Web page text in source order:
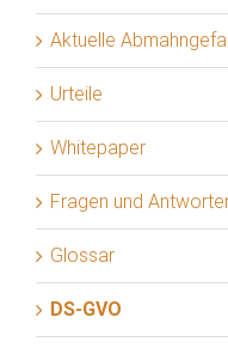
Aktuelle
Urteile
Whitepaper
Fragen und
Glossar
DS-GVO